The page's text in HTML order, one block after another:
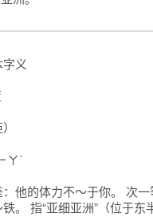
义
ㄚˋ
：他的体力不～于你。 次
。 指“亚细亚洲”（位于东